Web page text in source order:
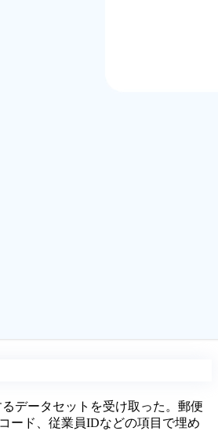
るデータセットを受け取った。郵便
ード、従業員IDなどの項目で埋め